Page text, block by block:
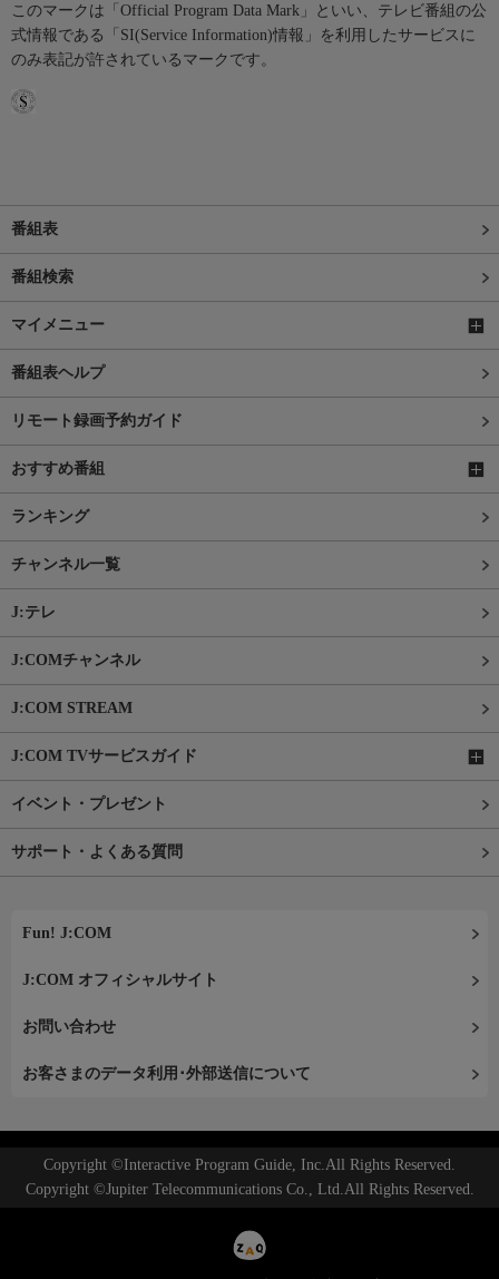
このマークは「Official Program Data Mark」といい、テレビ番組の公
式情報である「SI(Service Information)情報」を利用したサービスに
のみ表記が許されているマークです。
番組表
番組検索
マイメニュー
番組表ヘルプ
リモート録画予約ガイド
おすすめ番組
ランキング
チャンネル一覧
J:テレ
J:COMチャンネル
J:COM STREAM
J:COM TVサービスガイド
イベント・プレゼント
サポート・よくある質問
Fun! J:COM
J:COM オフィシャルサイト
お問い合わせ
お客さまのデータ利用･外部送信について
Copyright ©Interactive Program Guide, Inc.All Rights Reserved.
Copyright ©Jupiter Telecommunications Co., Ltd.All Rights Reserved.